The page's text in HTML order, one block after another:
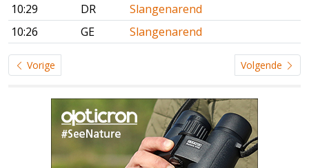
10:29
DR
Slangenarend
10:26
GE Slangenarend
Vorige Volgende